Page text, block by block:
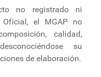
no registrado ni
el MGAP no
calidad,
su
de elaboración.